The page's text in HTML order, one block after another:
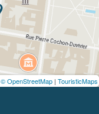
© OpenStreetMap | TouristicMaps